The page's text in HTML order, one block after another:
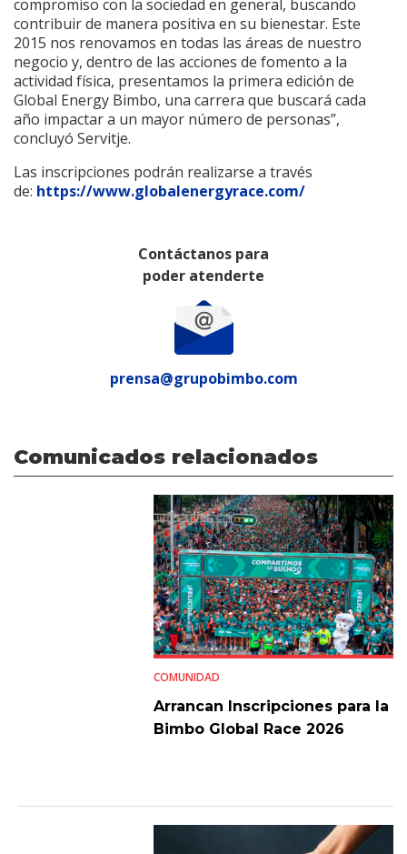
compromiso con la sociedad en general, buscando
contribuir de manera positiva en su bienestar. Este
2015 nos renovamos en todas las áreas de nuestro
negocio y, dentro de las acciones de fomento a la
actividad física, presentamos la primera edición de
Global Energy Bimbo, una carrera que buscará cada
año impactar a un mayor número de personas”,
concluyó Servitje.
Las inscripciones podrán realizarse a través
de: https://www.globalenergyrace.com/
Contáctanos para
poder atenderte
prensa@grupobimbo.com
Comunicados relacionados
COMUNIDAD
Arrancan Inscripciones para la
Bimbo Global Race 2026